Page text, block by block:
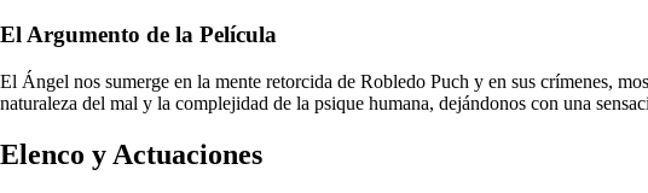
El Argumento de la Película
El Ángel nos sumerge en la mente retorcida de Robledo Puch y en sus crímenes,
naturaleza del mal y la complejidad de la psique humana, dejándonos con una
Elenco y Actuaciones